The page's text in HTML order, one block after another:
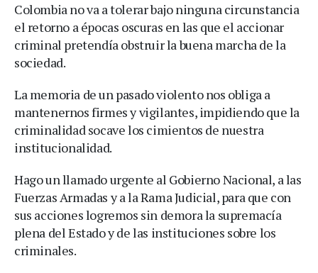
Colombia no va a tolerar bajo ninguna circunstancia
el retorno a épocas oscuras en las que el accionar
criminal pretendía obstruir la buena marcha de la
sociedad.
La memoria de un pasado violento nos obliga a
mantenernos firmes y vigilantes, impidiendo que la
criminalidad socave los cimientos de nuestra
institucionalidad.
Hago un llamado urgente al Gobierno Nacional, a las
Fuerzas Armadas y a la Rama Judicial, para que con
sus acciones logremos sin demora la supremacía
plena del Estado y de las instituciones sobre los
criminales.